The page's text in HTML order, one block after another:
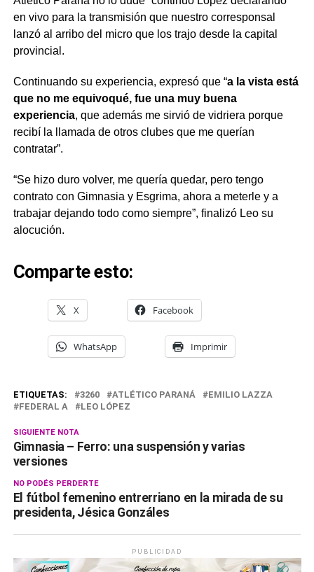
en vivo para la transmisión que nuestro corresponsal
lanzó al arribo del micro que los trajo desde la capital
provincial.
Continuando su experiencia, expresó que “a la vista está
que no me equivoqué, fue una muy buena
experiencia, que además me sirvió de vidriera porque
recibí la llamada de otros clubes que me querían
contratar”.
“Se hizo duro volver, me quería quedar, pero tengo
contrato con Gimnasia y Esgrima, ahora a meterle y a
trabajar dejando todo como siempre”, finalizó Leo su
alocución.
Comparte esto:
X Facebook
WhatsApp Imprimir
ETIQUETAS: 3260 ATLÉTICO PARANÁ
EMILIO LAZZA
FEDERAL A
LEO LÓPEZ
SIGUIENTE NOTA
Gimnasia – Ferro: una suspensión y varias
versiones
NO PODÉS PERDERTE
El fútbol femenino entrerriano en la mirada de su
presidenta, Jésica Gonzáles
PUBLICIDAD